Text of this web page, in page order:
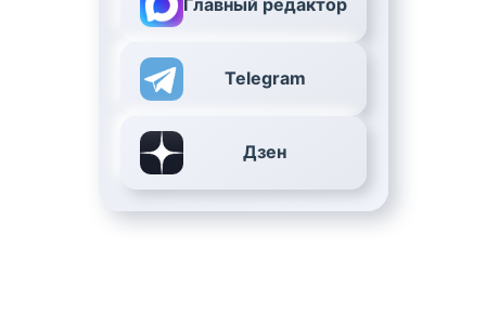
Главный редактор
Telegram
Дзен